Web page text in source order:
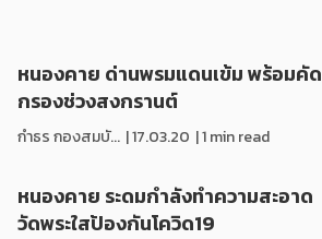
หนองคาย ด่านพรมแดนเข้ม พร้อมคัด
กรองช่วงสงกรานต์
กำธร กองสมบั... |17.03.20 | 1 min read
หนองคาย ระดมกำลังทำความสะอาด
วัดพระใสป้องกันโควิด19